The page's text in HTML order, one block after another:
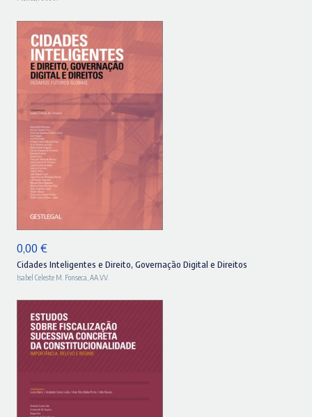
0,00 €
Cidades Inteligentes e Direito, Governação Digital e Direitos
Isabel Celeste M. Fonseca AA.VV.